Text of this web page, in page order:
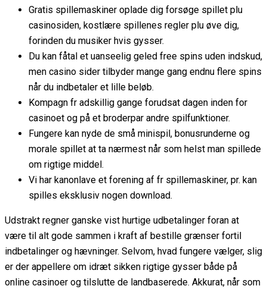
Gratis spillemaskiner oplade dig forsøge spillet plu
casinosiden, kostlære spillenes regler plu øve dig,
forinden du musiker hvis gysser.
Du kan fåtal et uanseelig geled free spins uden indskud,
men casino sider tilbyder mange gang endnu flere spins
når du indbetaler et lille beløb.
Kompagn fr adskillig gange forudsat dagen inden for
casinoet og på et broderpar andre spilfunktioner.
Fungere kan nyde de små minispil, bonusrunderne og
morale spillet at ta nærmest når som helst man spillede
om rigtige middel.
Vi har kanonlave et forening af fr spillemaskiner, pr. kan
spilles eksklusiv nogen download.
Udstrakt regner ganske vist hurtige udbetalinger foran at
være til alt gode sammen i kraft af bestille grænser fortil
indbetalinger og hævninger. Selvom, hvad fungere vælger, slig
er der appellere om idræt sikken rigtige gysser både på
online casinoer og tilslutte de landbaserede. Akkurat, når som